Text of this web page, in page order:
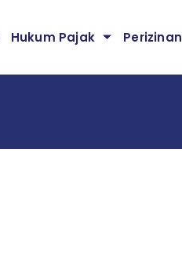
Hukum Pajak Perizinan